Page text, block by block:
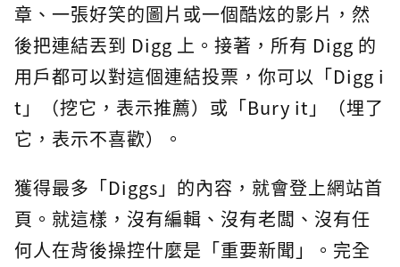
章、一張好笑的圖片或一個酷炫的影片，然
後把連結丟到 Digg 上。接著，所有 Digg 的
用戶都可以對這個連結投票，你可以「Digg i
t」（挖它，表示推薦）或「Bury it」（埋了
它，表示不喜歡）。
獲得最多「Diggs」的內容，就會登上網站首
頁。就這樣，沒有編輯、沒有老闆、沒有任
何人在背後操控什麼是「重要新聞」。完全